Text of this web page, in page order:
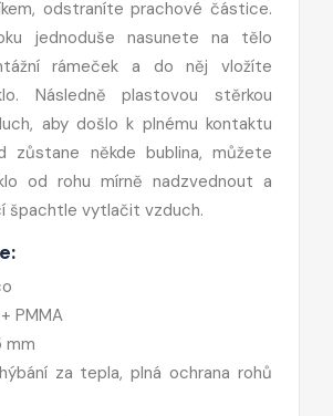
odstraníte prachové částice.
jednoduše nasunete na tělo
rámeček a do něj vložíte
Následně plastovou stěrkou
aby došlo k plnému kontaktu
zůstane někde bublina, můžete
od rohu mírně nadzvednout a
špachtle vytlačit vzduch.
PMMA
mm
za tepla, plná ochrana rohů